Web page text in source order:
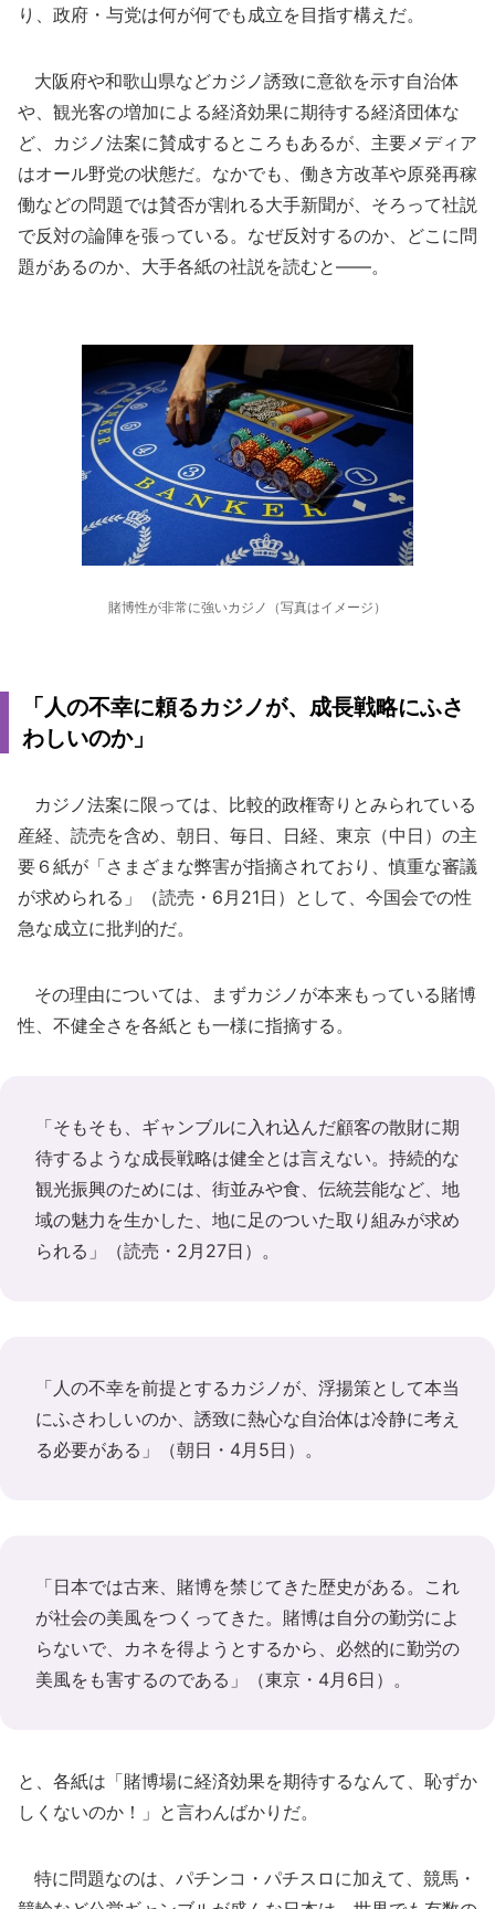
り、政府・与党は何が何でも成立を目指す構えだ。
大阪府や和歌山県などカジノ誘致に意欲を示す自治体
や、観光客の増加による経済効果に期待する経済団体な
ど、カジノ法案に賛成するところもあるが、主要メディア
はオール野党の状態だ。なかでも、働き方改革や原発再稼
働などの問題では賛否が割れる大手新聞が、そろって社説
で反対の論陣を張っている。なぜ反対するのか、どこに問
題があるのか、大手各紙の社説を読むと――。
賭博性が非常に強いカジノ（写真はイメージ）
「人の不幸に頼るカジノが、成長戦略にふさ
わしいのか」
カジノ法案に限っては、比較的政権寄りとみられている
産経、読売を含め、朝日、毎日、日経、東京（中日）の主
要６紙が「さまざまな弊害が指摘されており、慎重な審議
が求められる」（読売・6月21日）として、今国会での性
急な成立に批判的だ。
その理由については、まずカジノが本来もっている賭博
性、不健全さを各紙とも一様に指摘する。
「そもそも、ギャンブルに入れ込んだ顧客の散財に期
待するような成長戦略は健全とは言えない。持続的な
観光振興のためには、街並みや食、伝統芸能など、地
域の魅力を生かした、地に足のついた取り組みが求め
られる」（読売・2月27日）。
「人の不幸を前提とするカジノが、浮揚策として本当
にふさわしいのか、誘致に熱心な自治体は冷静に考え
る必要がある」（朝日・4月5日）。
「日本では古来、賭博を禁じてきた歴史がある。これ
が社会の美風をつくってきた。賭博は自分の勤労によ
らないで、カネを得ようとするから、必然的に勤労の
美風をも害するのである」（東京・4月6日）。
と、各紙は「賭博場に経済効果を期待するなんて、恥ずか
しくないのか！」と言わんばかりだ。
特に問題なのは、パチンコ・パチスロに加えて、競馬・